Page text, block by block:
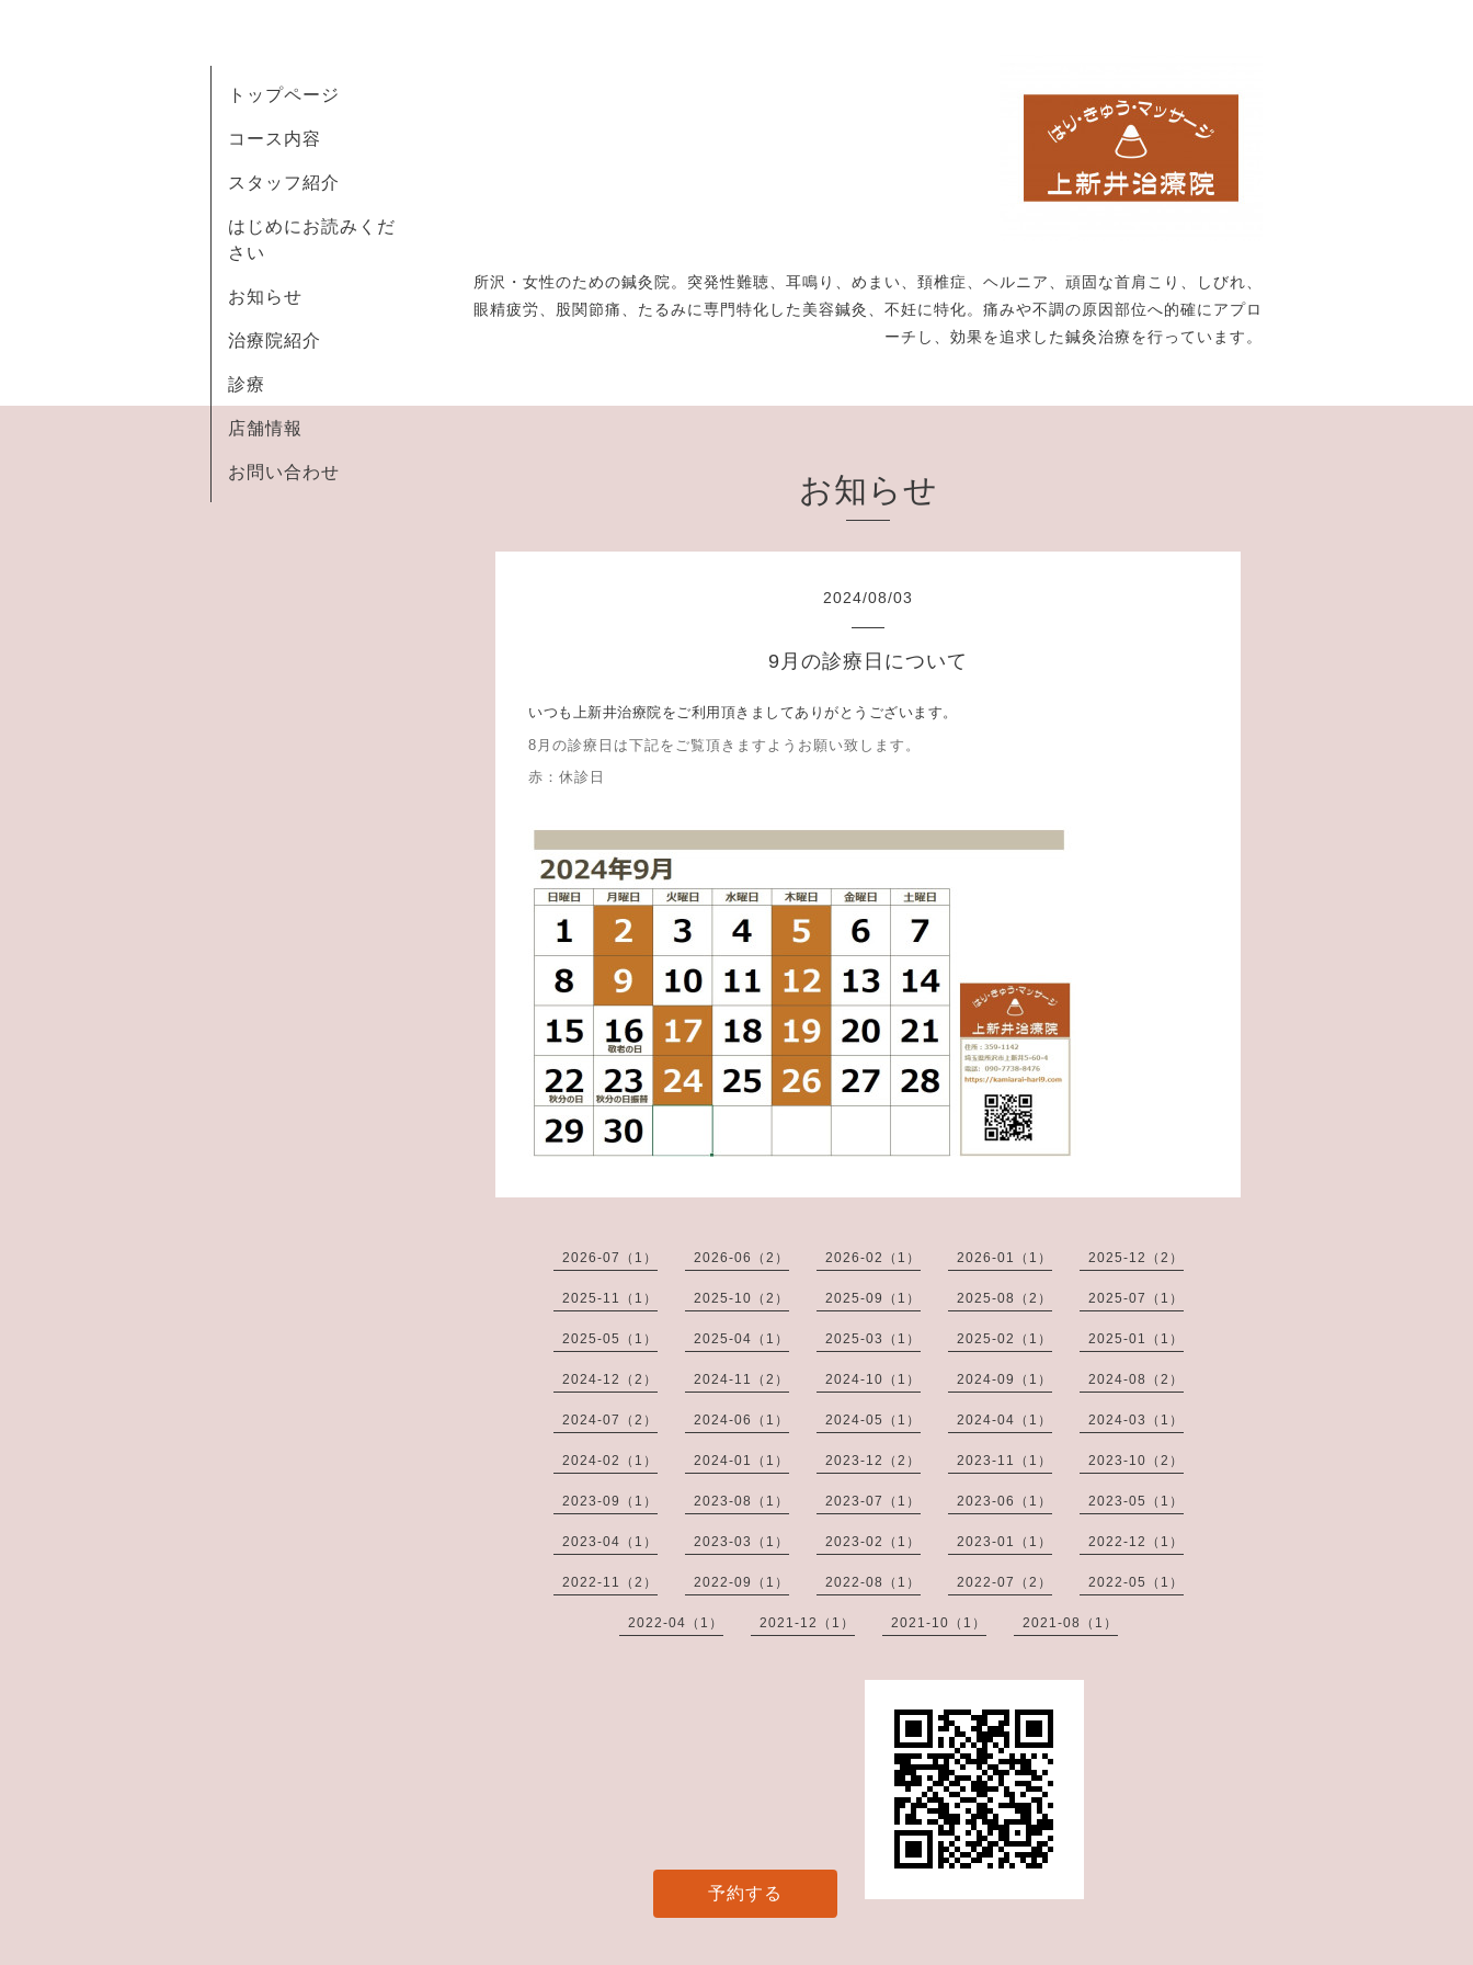
所沢・女性のための鍼灸院。突発性難聴、耳鳴り、めまい、頚椎症、ヘルニア、頑固な首肩こり、しびれ、
眼精疲労、股関節痛、たるみに専門特化した美容鍼灸、不妊に特化。痛みや不調の原因部位へ的確にアプロ
ーチし、効果を追求した鍼灸治療を行っています。
トップページ
コース内容
スタッフ紹介
はじめにお読みくだ
さい
お知らせ
治療院紹介
診療
店舗情報
お問い合わせ お知らせ
2024/08/03
9月の診療日について
いつも上新井治療院をご利用頂きましてありがとうございます。
8月の診療日は下記をご覧頂きますようお願い致します。
赤：休診日
2026-07（1） 2026-06（2） 2026-02（1） 2026-01（1） 2025-12（2）
2025-11（1） 2025-10（2） 2025-09（1） 2025-08（2） 2025-07（1）
2025-05（1） 2025-04（1） 2025-03（1） 2025-02（1） 2025-01（1）
2024-12（2） 2024-11（2） 2024-10（1） 2024-09（1） 2024-08（2）
2024-07（2） 2024-06（1） 2024-05（1） 2024-04（1） 2024-03（1）
2024-02（1） 2024-01（1） 2023-12（2） 2023-11（1） 2023-10（2）
2023-09（1） 2023-08（1） 2023-07（1） 2023-06（1） 2023-05（1）
2023-04（1） 2023-03（1） 2023-02（1） 2023-01（1） 2022-12（1）
2022-11（2） 2022-09（1） 2022-08（1） 2022-07（2） 2022-05（1）
2022-04（1） 2021-12（1） 2021-10（1） 2021-08（1）
予約する